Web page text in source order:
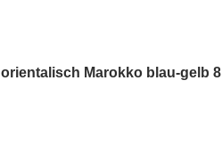
Marokko blau-gelb 8